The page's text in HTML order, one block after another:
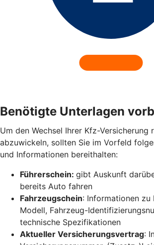
Benötigte Unterlagen
Um den Wechsel Ihrer Kfz-Versicherung
abzuwickeln, sollten Sie im Vorfeld
und Informationen bereithalten:
Führerschein: gibt Auskunft
bereits Auto fahren
Fahrzeugschein: Informationen zu
Modell, Fahrzeug-
technische Spezifikationen
Aktueller Versicherungsvertrag: